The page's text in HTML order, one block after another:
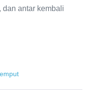
dan antar kembali